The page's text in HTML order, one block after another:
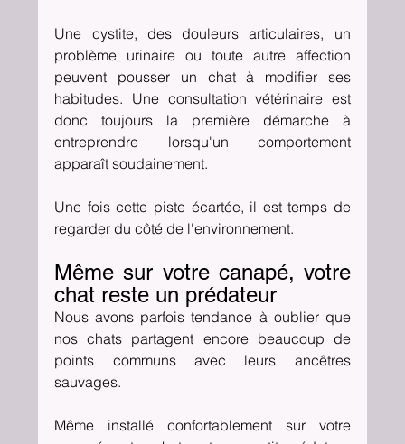
Une cystite, des douleurs articulaires, un
problème urinaire ou toute autre affection
peuvent pousser un chat à modifier ses
habitudes. Une consultation vétérinaire est
donc toujours la première démarche à
entreprendre lorsqu'un comportement
apparaît soudainement.
Une fois cette piste écartée, il est temps de
regarder du côté de l'environnement.
Même sur votre canapé, votre
chat reste un prédateur
Nous avons parfois tendance à oublier que
nos chats partagent encore beaucoup de
points communs avec leurs ancêtres
sauvages.
Même installé confortablement sur votre